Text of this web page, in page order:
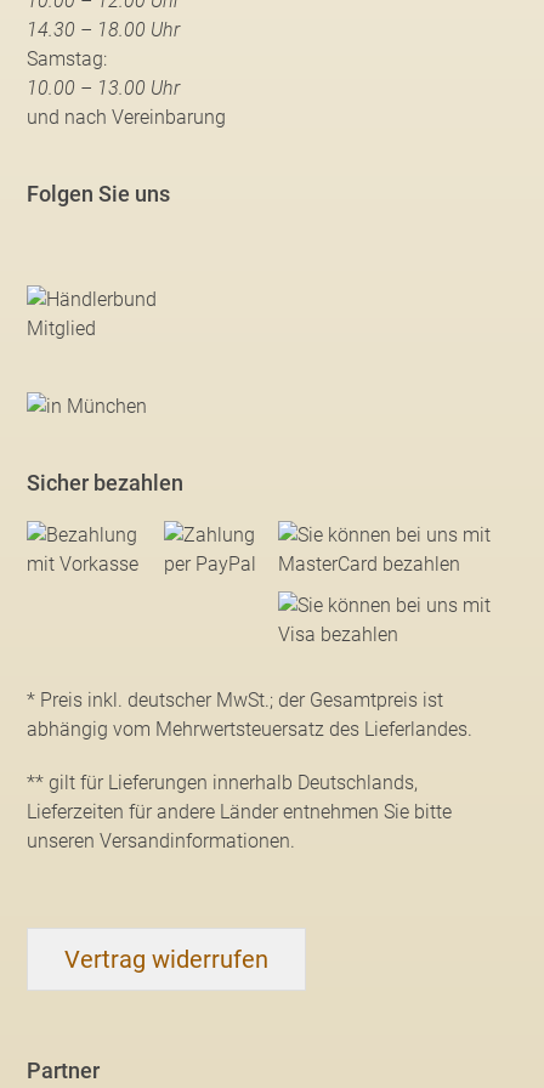
14.30 – 18.00 Uhr
Samstag:
10.00 – 13.00 Uhr
und nach Vereinbarung
Folgen Sie uns
Sicher bezahlen
* Preis inkl. deutscher MwSt.; der Gesamtpreis ist
abhängig vom Mehrwertsteuersatz des Lieferlandes.
** gilt für Lieferungen innerhalb Deutschlands,
Lieferzeiten für andere Länder entnehmen Sie bitte
unseren Versandinformationen.
Vertrag widerrufen
Partner